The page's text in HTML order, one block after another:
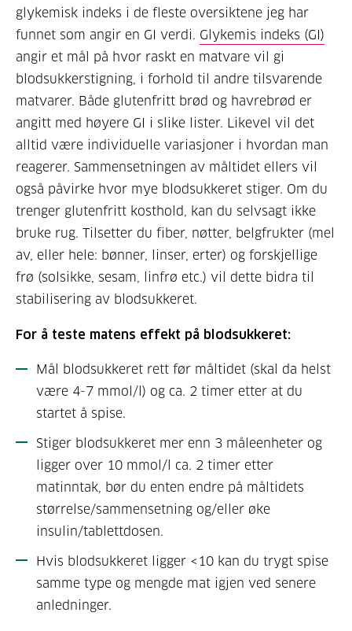
glykemisk indeks i de fleste oversiktene jeg har
funnet som angir en GI verdi. Glykemis indeks (GI)
angir et mål på hvor raskt en matvare vil gi
blodsukkerstigning, i forhold til andre tilsvarende
matvarer. Både glutenfritt brød og havrebrød er
angitt med høyere GI i slike lister. Likevel vil det
alltid være individuelle variasjoner i hvordan man
reagerer. Sammensetningen av måltidet ellers vil
også påvirke hvor mye blodsukkeret stiger. Om du
trenger glutenfritt kosthold, kan du selvsagt ikke
bruke rug. Tilsetter du fiber, nøtter, belgfrukter (mel
av, eller hele: bønner, linser, erter) og forskjellige
frø (solsikke, sesam, linfrø etc.) vil dette bidra til
stabilisering av blodsukkeret.
For å teste matens effekt på blodsukkeret:
Mål blodsukkeret rett før måltidet (skal da helst
være 4-7 mmol/l) og ca. 2 timer etter at du
startet å spise.
Stiger blodsukkeret mer enn 3 måleenheter og
ligger over 10 mmol/l ca. 2 timer etter
matinntak, bør du enten endre på måltidets
størrelse/sammensetning og/eller øke
insulin/tablettdosen.
Hvis blodsukkeret ligger <10 kan du trygt spise
samme type og mengde mat igjen ved senere
anledninger.